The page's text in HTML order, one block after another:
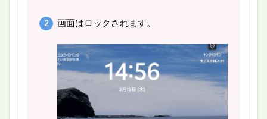
画面はロックされます。